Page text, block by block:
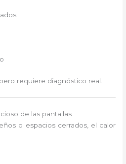
requiere diagnóstico real.
de las pantallas
o espacios cerrados, el calor